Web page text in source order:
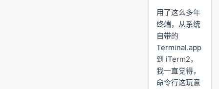
用了这么多年
终端，从系统
自带的
Terminal.app
到 iTerm2，
我一直觉得，
命令行这玩意